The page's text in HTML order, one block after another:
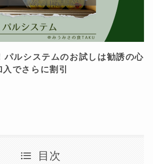
パルシステムのお試しは勧誘の心
でさらに割引
目次